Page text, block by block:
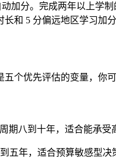
加分。完成两年以上学
和 5 分偏远地区学习
个优先评估的变量，你
期八到十年，适合能承受
五年，适合预算敏感型决